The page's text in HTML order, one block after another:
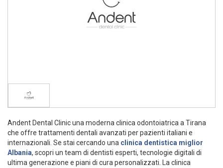
Andent Dental Clinic una moderna clinica odontoiatrica a Tirana
che offre trattamenti dentali avanzati per pazienti italiani e
internazionali. Se stai cercando una clinica dentistica miglior
Albania, scopri un team di dentisti esperti, tecnologie digitali di
ultima generazione e piani di cura personalizzati. La clinica